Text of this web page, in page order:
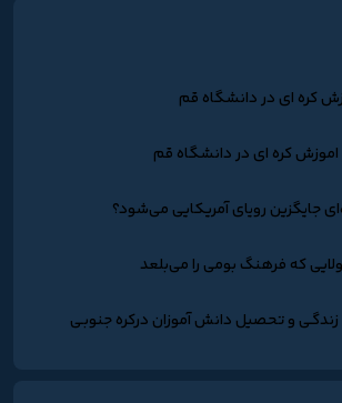
کره ای در دانشگاه قم
اموزش کره ای در دانشگاه قم
جایگزین رویای آمریکایی می‌شود؟
که فرهنگ بومی را می‌بلعد
و تحصیل دانش آموزان درکره جنوبـی